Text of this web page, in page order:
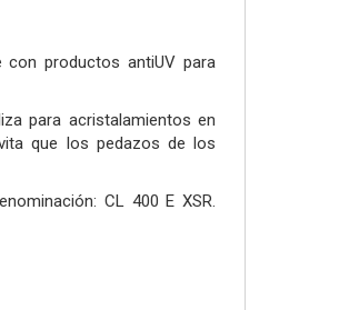
con productos antiUV para
para acristalamientos en
que los pedazos de los
CL 400 E XSR.